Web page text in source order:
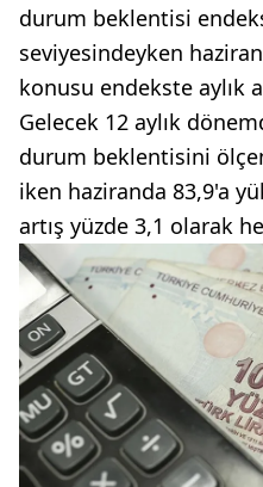
durum beklentisi
seviyesindeyken
konusu endekste aylık
Gelecek 12 aylık
durum beklentisini
iken haziranda 83,9'a
artış yüzde 3,1 olarak